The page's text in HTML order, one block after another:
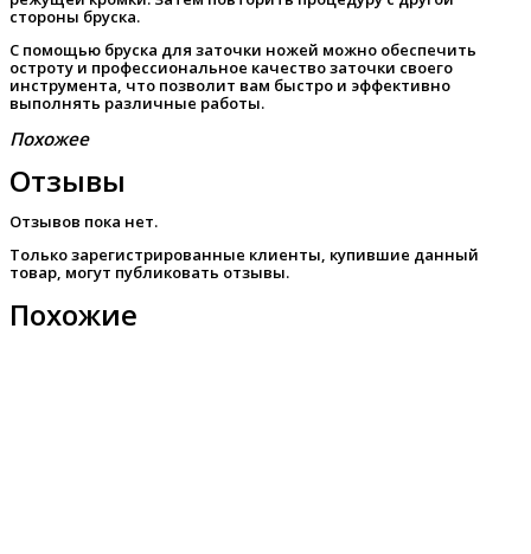
стороны бруска.
С помощью бруска для заточки ножей можно обеспечить
остроту и профессиональное качество заточки своего
инструмента, что позволит вам быстро и эффективно
выполнять различные работы.
Похожее
Отзывы
Отзывов пока нет.
Только зарегистрированные клиенты, купившие данный
товар, могут публиковать отзывы.
Похожие